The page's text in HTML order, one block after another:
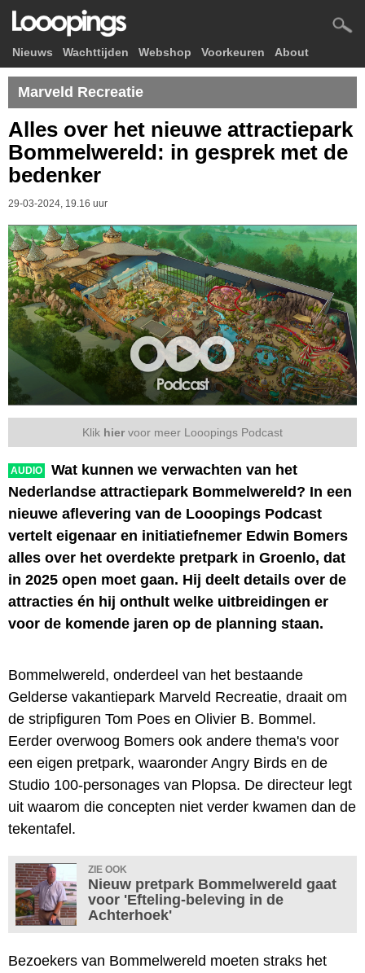
Nieuws Wachttijden Webshop Voorkeuren About
Marveld Recreatie
Alles over het nieuwe attractiepark
Bommelwereld: in gesprek met de
bedenker
29-03-2024, 19.16 uur
Klik hier voor meer Looopings Podcast
AUDIO
Wat kunnen we verwachten van het
Nederlandse attractiepark Bommelwereld? In een
nieuwe aflevering van de Looopings Podcast
vertelt eigenaar en initiatiefnemer Edwin Bomers
alles over het overdekte pretpark in Groenlo, dat
in 2025 open moet gaan. Hij deelt details over de
attracties én hij onthult welke uitbreidingen er
voor de komende jaren op de planning staan.
Bommelwereld, onderdeel van het bestaande
Gelderse vakantiepark Marveld Recreatie, draait om
de stripfiguren Tom Poes en Olivier B. Bommel.
Eerder overwoog Bomers ook andere thema's voor
een eigen pretpark, waaronder Angry Birds en de
Studio 100-personages van Plopsa. De directeur legt
uit waarom die concepten niet verder kwamen dan de
tekentafel.
ZIE OOK
Nieuw pretpark Bommelwereld gaat
voor 'Efteling-beleving in de
Achterhoek'
Bezoekers van Bommelwereld moeten straks het